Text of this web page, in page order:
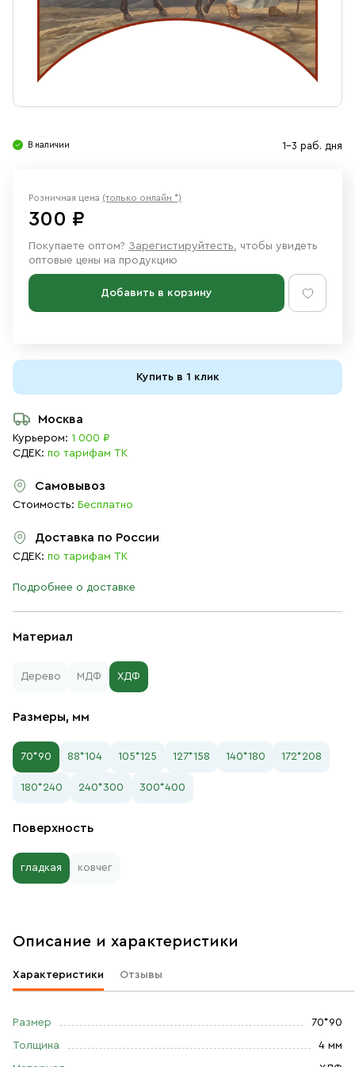
Свечи
Ювелирные изделия
В наличии 1-3 раб. дня
Материал
Дерево МДФ ХДФ
Размеры, мм
70*90 88*104 105*125 127*158 140*180 172*208
180*240 240*300 300*400
Поверхность
гладкая ковчег
Розничная цена (только онлайн *)
300 ₽
Покупаете оптом? Зарегистируйтесть, чтобы увидеть
оптовые цены на продукцию
Добавить в корзину
Купить в 1 клик
Москва
Курьером: 1 000 ₽
СДЕК: по тарифам ТК
Самовывоз
Стоимость: Бесплатно
Доставка по России
СДЕК: по тарифам ТК
Подробнее о доставке
Описание и характеристики
Характеристики Отзывы
Размер 70*90
Толщина 4 мм